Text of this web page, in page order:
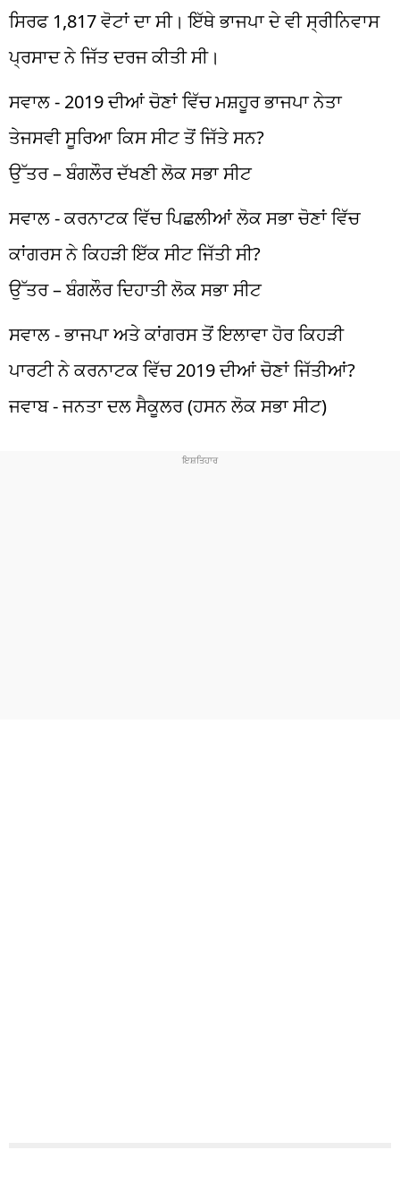
ਸਿਰਫ 1,817 ਵੋਟਾਂ ਦਾ ਸੀ। ਇੱਥੇ ਭਾਜਪਾ ਦੇ ਵੀ ਸ੍ਰੀਨਿਵਾਸ
ਪ੍ਰਸਾਦ ਨੇ ਜਿੱਤ ਦਰਜ ਕੀਤੀ ਸੀ।
ਸਵਾਲ - 2019 ਦੀਆਂ ਚੋਣਾਂ ਵਿੱਚ ਮਸ਼ਹੂਰ ਭਾਜਪਾ ਨੇਤਾ
ਤੇਜਸਵੀ ਸੂਰਿਆ ਕਿਸ ਸੀਟ ਤੋਂ ਜਿੱਤੇ ਸਨ?
ਉੱਤਰ – ਬੰਗਲੌਰ ਦੱਖਣੀ ਲੋਕ ਸਭਾ ਸੀਟ
ਸਵਾਲ - ਕਰਨਾਟਕ ਵਿੱਚ ਪਿਛਲੀਆਂ ਲੋਕ ਸਭਾ ਚੋਣਾਂ ਵਿੱਚ
ਕਾਂਗਰਸ ਨੇ ਕਿਹੜੀ ਇੱਕ ਸੀਟ ਜਿੱਤੀ ਸੀ?
ਉੱਤਰ – ਬੰਗਲੌਰ ਦਿਹਾਤੀ ਲੋਕ ਸਭਾ ਸੀਟ
ਸਵਾਲ - ਭਾਜਪਾ ਅਤੇ ਕਾਂਗਰਸ ਤੋਂ ਇਲਾਵਾ ਹੋਰ ਕਿਹੜੀ
ਪਾਰਟੀ ਨੇ ਕਰਨਾਟਕ ਵਿੱਚ 2019 ਦੀਆਂ ਚੋਣਾਂ ਜਿੱਤੀਆਂ?
ਜਵਾਬ - ਜਨਤਾ ਦਲ ਸੈਕੂਲਰ (ਹਸਨ ਲੋਕ ਸਭਾ ਸੀਟ)